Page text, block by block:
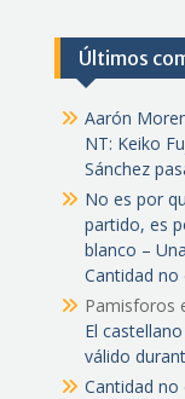
Últimos
Aarón
NT: Keiko
Sánchez
No es por
partido, es
blanco –
Cantidad no
Pamisforos
El
válido
Cantidad no